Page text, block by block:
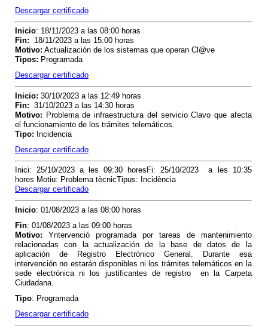
Descargar certificado
Inicio: 18/11/2023 a las 08:00 horas
Fin:
18/11/2023 a las 15:00 horas
Motivo: Actualización de los sistemas que operan Cl@ve
Tipos: Programada
Descargar certificado
Inicio: 30/10/2023 a las 12:49 horas
Fin: 31/10/2023 a las 14:30 horas
Motivo: Problema de infraestructura del servicio Clavo que afecta
el funcionamiento de los trámites telemáticos.
Tipo: Incidencia
Descargar certificado
Inici: 25/10/2023 a les 09:30 horesFi: 25/10/2023 a les 10:35
hores Motiu: Problema tècnicTipus: Incidència
Descargar certificado
Inicio: 01/08/2023 a las 08:00 horas
Fin: 01/08/2023 a las 09:00 horas
Motivo: Yntervenció programada por tareas de mantenimiento
relacionadas con la actualización de la base de datos de la
aplicación de Registro Electrónico General. Durante esa
intervención no estarán disponibles ni los trámites telemáticos en la
sede electrónica ni los justificantes de registro en la Carpeta
Ciudadana.
Tipo: Programada
Descargar certificado